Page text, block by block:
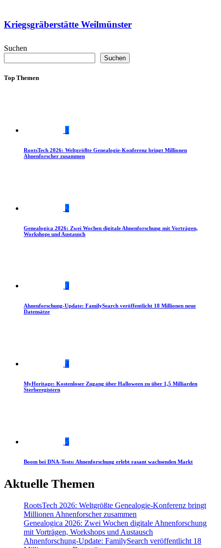
Kriegsgräberstätte Weilmünster
Suchen
Suchen
Top Themen
1
RootsTech 2026: Weltgrößte Genealogie-Konferenz bringt Millionen
Ahnenforscher zusammen
2
Genealogica 2026: Zwei Wochen digitale Ahnenforschung mit Vorträgen,
Workshops und Austausch
3
Ahnenforschung-Update: FamilySearch veröffentlicht 18 Millionen neue
Datensätze
4
MyHeritage: Kostenloser Zugang über Halloween zu über 1,5 Milliarden
Sterberegistern
5
Boom bei DNA-Tests: Ahnenforschung erlebt rasant wachsenden Markt
Aktuelle Themen
RootsTech 2026: Weltgrößte Genealogie-Konferenz bringt
Millionen Ahnenforscher zusammen
Genealogica 2026: Zwei Wochen digitale Ahnenforschung
mit Vorträgen, Workshops und Austausch
Ahnenforschung-Update: FamilySearch veröffentlicht 18